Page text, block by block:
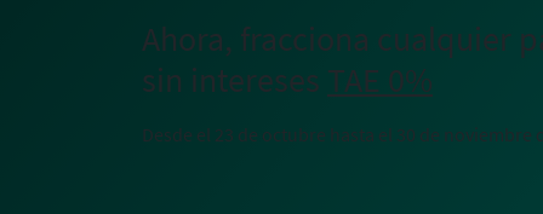
Ahora, fracciona cualquier
sin intereses TAE 0%
Desde el 23 de octubre hasta el 30 de noviembre